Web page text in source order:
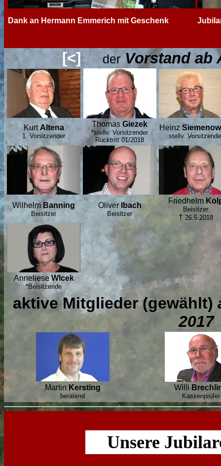
Dank an Hermann Emmerich mit Geschenk
[<] derVorstand
KurtAltena
1. Vorsitzender
ThomasGiezek
*stellv. Vorsitzender
Rücktritt 01/2018
Heinz
stellv.
WilhelmBanning
Beisitzer
OliverIbach
Beisitzer
Friedhelm
Beisitzer
†26.5.2018
AnnelieseWlcek
*Beisitzende
aktive Mitglieder (gewählt)
2017
MartinKersting
beratend
Willi
Kassenprüfer
Unsere